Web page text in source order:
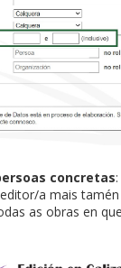
concretas
a mais
as obras en